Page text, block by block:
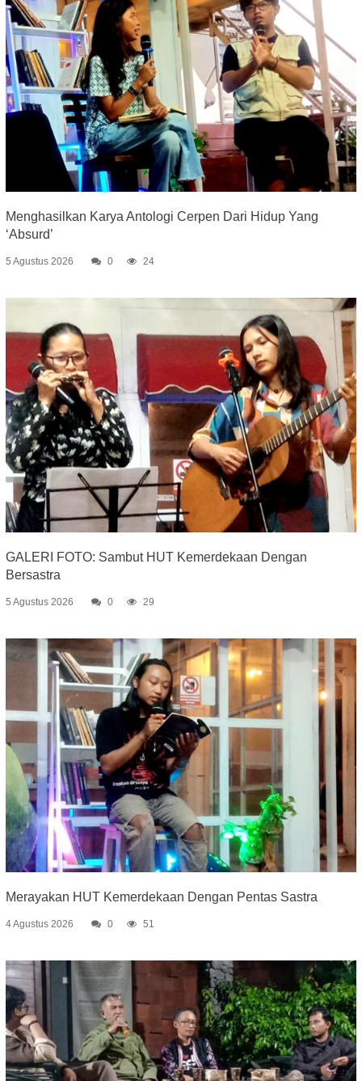
Menghasilkan Karya Antologi Cerpen Dari Hidup Yang
‘Absurd’
5 Agustus 2026 0 24
GALERI FOTO: Sambut HUT Kemerdekaan Dengan
Bersastra
5 Agustus 2026 0 29
Merayakan HUT Kemerdekaan Dengan Pentas Sastra
4 Agustus 2026 0 51